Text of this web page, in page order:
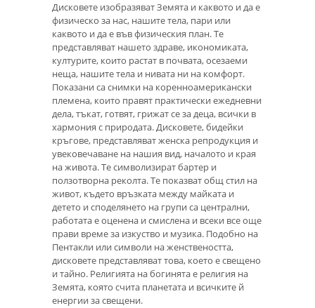
Дисковете изобразяват Земята и каквото и да е
физическо за нас, нашите тела, пари или
каквото и да е във физическия план. Те
представляват нашето здраве, икономиката,
културите, които растат в почвата, осезаеми
неща, нашите тела и нивата ни на комфорт.
Показани са снимки на коренноамерикански
племена, които правят практически ежедневни
дела, тъкат, готвят, грижат се за деца, всички в
хармония с природата. Дисковете, бидейки
кръгове, представляват женска репродукция и
увековечаване на нашия вид, началото и края
на живота. Те символизират бартер и
ползотворна реколта. Те показват общ стил на
живот, където връзката между майката и
детето и споделянето на групи са централни,
работата е оценена и смислена и всеки все още
прави време за изкуство и музика. Подобно на
Пентакли или символи на женствеността,
дисковете представляват това, което е свещено
и тайно. Религията на богинята е религия на
Земята, която счита планетата и всичките й
енергии за свещени.